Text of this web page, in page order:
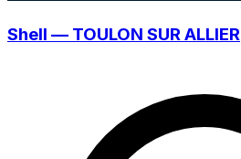
Shell — TOULON SUR ALLIER